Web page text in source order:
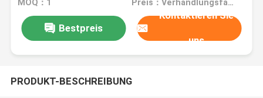
MOQ：1 Preis：Verhandlungsfähig
Bestpreis
Kontaktieren Sie
uns
PRODUKT-BESCHREIBUNG